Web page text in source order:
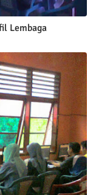
Lembaga